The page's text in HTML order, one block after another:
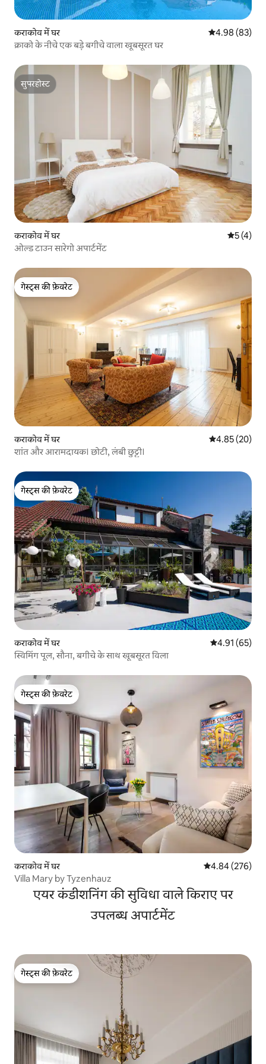
कराकोव में घर औसत रेटिंग 5 में
4.98 (83)
क्राको के नीचे एक बड़े बगीचे वाला खूबसूरत घर
सुपरहोस्ट
सुपरहोस्ट
कराकोव में घर औसत रेटिंग
5 (4)
ओल्ड टाउन सारेगो अपार्टमेंट
गेस्ट्स की फ़ेवरेट
गेस्ट्स की फ़ेवरेट
कराकोव में घर औसत रेटिंग 5 में
4.85 (20)
शांत और आरामदायक। छोटी, लंबी छुट्टी।
गेस्ट्स की फ़ेवरेट
गेस्ट्स की फ़ेवरेट
कराकोव में घर औसत रेटिंग 5 में
4.91 (65)
स्विमिंग पूल, सौना, बगीचे के साथ खूबसूरत विला
गेस्ट्स की फ़ेवरेट
गेस्ट्स की फ़ेवरेट
कराकोव में घर औसत रेटिंग 5 में से
4.84 (276)
Villa Mary by Tyzenhauz
एयर कंडीशनिंग की सुविधा वाले किराए पर
उपलब्ध अपार्टमेंट
गेस्ट्स की फ़ेवरेट
गेस्ट्स की फ़ेवरेट